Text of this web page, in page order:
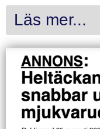
Läs mer...